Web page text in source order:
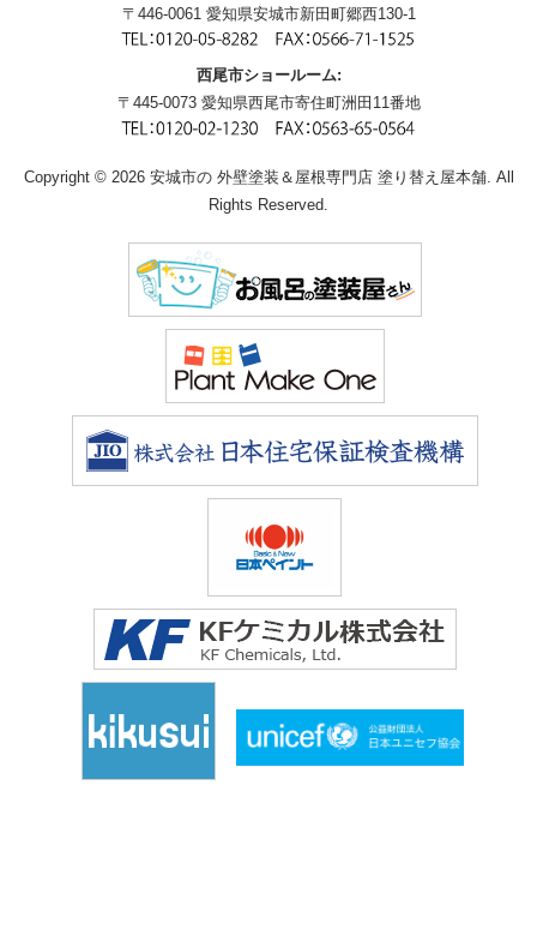
〒446-0061 愛知県安城市新田町郷西130-1
西尾市ショールーム:
〒445-0073 愛知県西尾市寄住町洲田11番地
Copyright © 2026 安城市の 外壁塗装＆屋根専門店 塗り替え屋本舗. All
Rights Reserved.